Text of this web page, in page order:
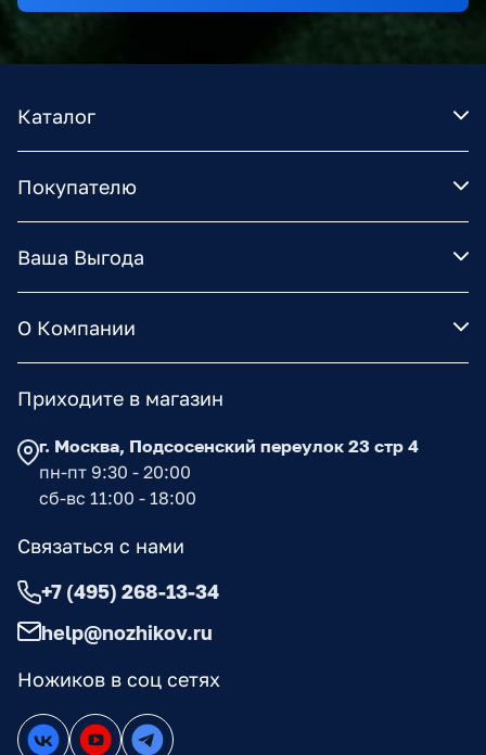
Каталог
Покупателю
Ваша Выгода
О Компании
Ножиков в соц сетях
Приходите в магазин
г. Москва, Подсосенский переулок 23 стр 4
пн-пт 9:30 - 20:00
сб-вс 11:00 - 18:00
Связаться с нами
+7 (495) 268-13-34
help@nozhikov.ru